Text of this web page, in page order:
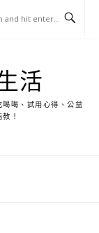
活
喝、試用心得、公益
！